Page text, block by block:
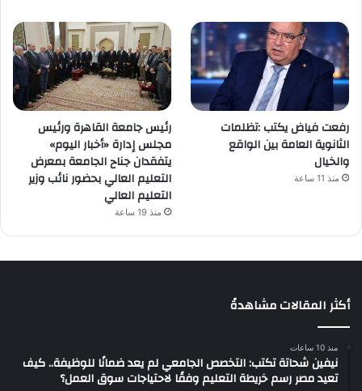
رفعت فياض يكتب :تظلمات
الثانوية العامة بين الواقع
والخيال
منذ 11 ساعة
رئيس جامعة القاهرة ورئيس
مجلس إدارة «أخبار اليوم»
يتفقدان جناح الجامعة بمعرض
التعليم العالي بحضور نائب وزير
التعليم العالي
منذ 19 ساعة
أكثر المقالات مشاهدةً
منذ 10 ساعات
نيفين شحاتة تكتب: التخصص الجامعي لم يعد ضمانًا للوظيفة.. كيف
تعيد مصر رسم خريطة التعليم وفقًا لاحتياجات سوق العمل؟